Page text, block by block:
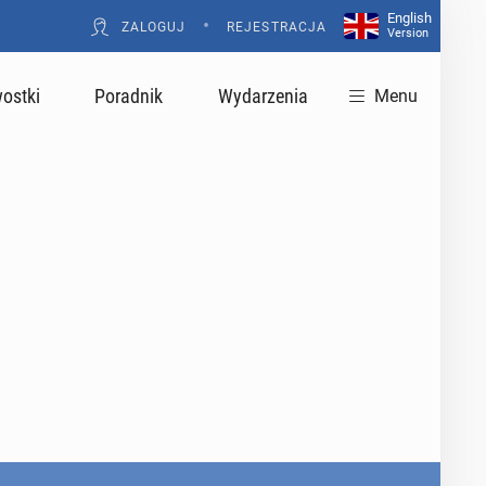
ZALOGUJ • REJESTRACJA
English
Version
Poradnik Wydarzenia Menu